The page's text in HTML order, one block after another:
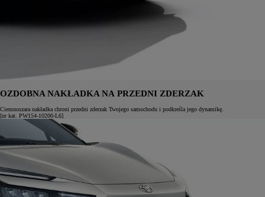
OZDOBNA NAKŁADKA NA PRZEDNI ZDERZAK
Ciemnoszara nakładka chroni przedni zderzak Twojego samochodu i podkreśla jego dynamikę.
[nr kat. PW154-10200-L6]